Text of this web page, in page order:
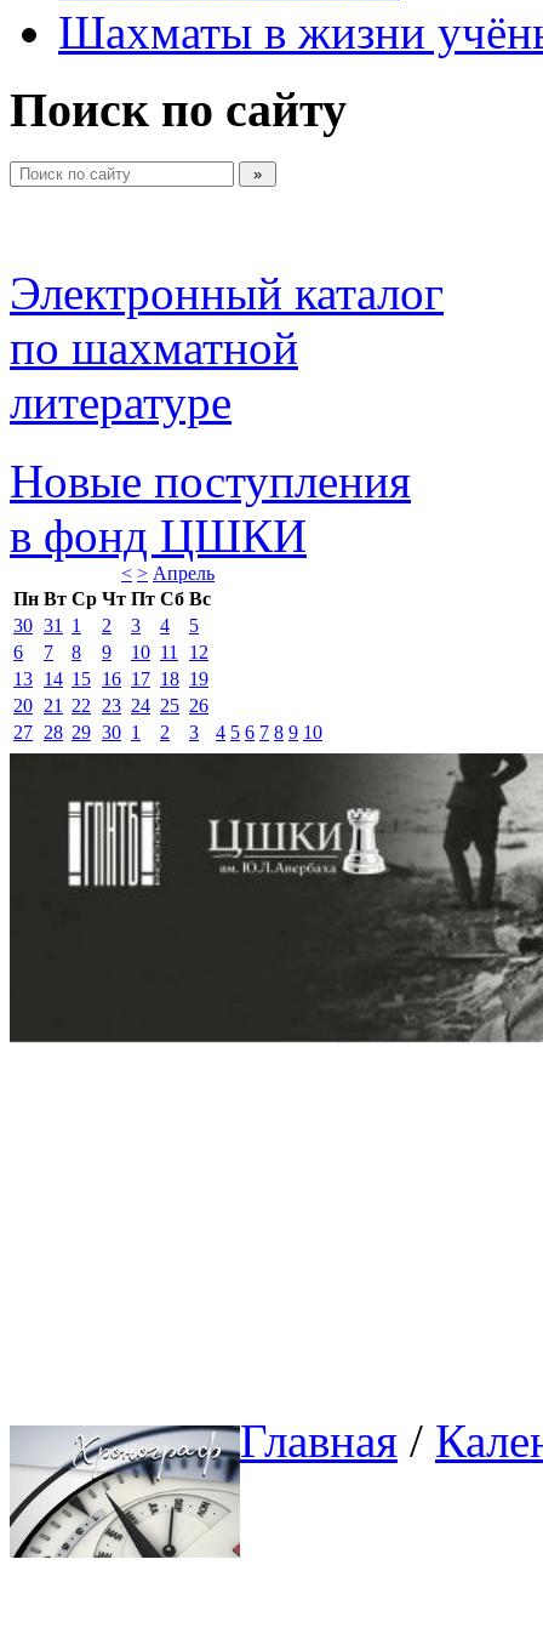
Шахматы в жизни
Поиск по сайту
Электронный каталог
по шахматной
литературе
Новые поступления
в фонд ЦШКИ
< > Апрель
Пн Вт Ср Чт Пт Сб Вс
30 31 1 2 3 4
5
6
7 8 9 10 11
12
13 14 15 16 17 18 19
20 21 22 23 24 25 26
27 28 29 30 1 2 3 4 5 6 7 8 9 10
Главная /